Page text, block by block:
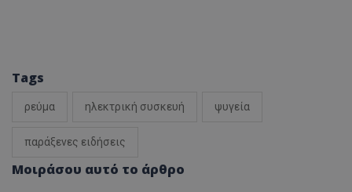
Tags
ρεύμα ηλεκτρική συσκευή ψυγεία
παράξενες ειδήσεις
Μοιράσου αυτό το άρθρο